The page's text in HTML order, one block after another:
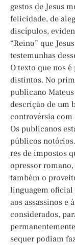
gestos de Jesus
felicidade, de
discípulos,
“Reino” que
testemunhas
O texto que nos
distintos. No
publicano
descrição de um
controvérsia com
Os publicanos
públicos
res de impostos
opressor
também o
linguagem oficial
aos assassinos e
considerados,
sequer podiam